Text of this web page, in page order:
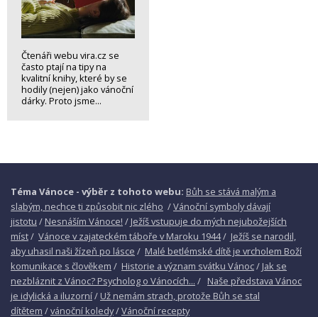
Čtenáři webu vira.cz se
často ptají na tipy na
kvalitní knihy, které by se
hodily (nejen) jako vánoční
dárky. Proto jsme...
Téma Vánoce - výběr z tohoto webu: Bůh se stává malým a
slabým, nechce ti způsobit nic zlého /Vánoční symboly dávají
jistotu / Nesnáším Vánoce! / Ježíš vstupuje do mých nejubožejších
míst/ Vánoce v zajateckém táboře v Maroku 1944/ Ježíš se narodil,
aby uhasil naši žízeň po lásce / Malé betlémské dítě je vrcholem Boží
komunikace s člověkem / Historie a význam svátku Vánoc/ Jak se
nezbláznit z Vánoc? Psycholog o Vánocích... / Naše představa Vánoc
je idylická a iluzorní/ Už nemám strach, protože Bůh se stal
dítětem /vánoční koledy/Vánoční recepty